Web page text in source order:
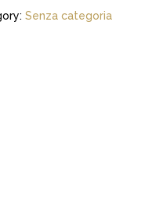
Senza categoria